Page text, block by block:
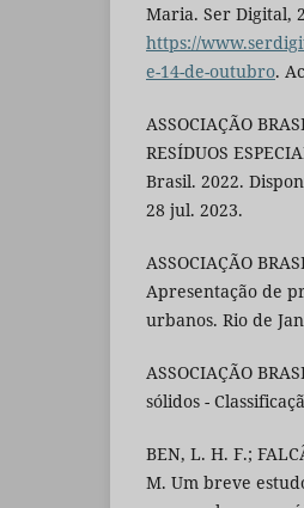
Maria. Ser Digital,
https://
e-14-de-outubro.
ASSOCIAÇÃO
RESÍDUOS
Brasil. 2022.
28 jul. 2023.
ASSOCIAÇÃO
Apresentação de
urbanos. Rio de
ASSOCIAÇÃO
sólidos -
BEN, L. H. F.;
M. Um breve